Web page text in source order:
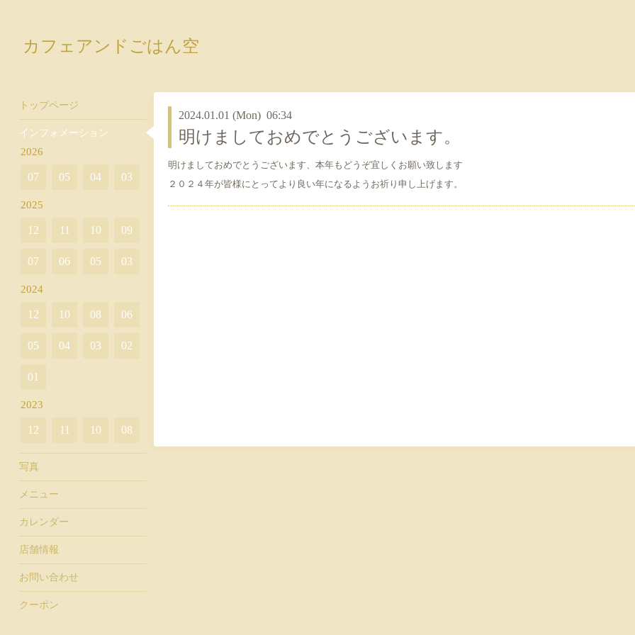
カフェアンドごはん空
2024.01.01 (Mon) 06:34
明けましておめでとうございます。
明けましておめでとうございます、本年もどうぞ宜しくお願い致します
２０２４年が皆様にとってより良い年になるようお祈り申し上げます。
トップページ
インフォメーション
2026
07 05 04 03
2025
12 11 10 09
07 06 05 03
2024
12 10 08 06
05 04 03 02
01
2023
12 11 10 08
写真
メニュー
カレンダー
店舗情報
お問い合わせ
クーポン